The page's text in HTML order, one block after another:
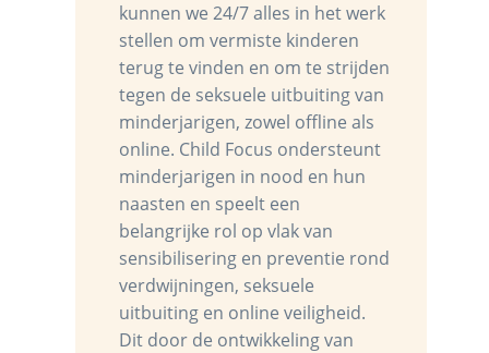
kunnen we 24/7 alles in het werk
stellen om vermiste kinderen
terug te vinden en om te strijden
tegen de seksuele uitbuiting van
minderjarigen, zowel offline als
online. Child Focus ondersteunt
minderjarigen in nood en hun
naasten en speelt een
belangrijke rol op vlak van
sensibilisering en preventie rond
verdwijningen, seksuele
uitbuiting en online veiligheid.
Dit door de ontwikkeling van